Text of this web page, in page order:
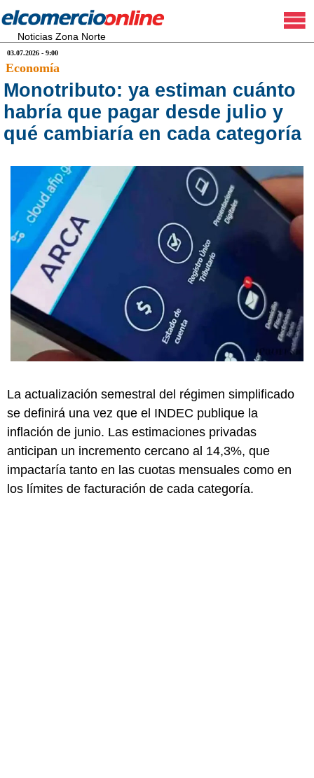
Noticias Zona Norte
03.07.2026 - 9:00
Economía
Monotributo: ya estiman cuánto
habría que pagar desde julio y
qué cambiaría en cada categoría
La actualización semestral del régimen simplificado
se definirá una vez que el INDEC publique la
inflación de junio. Las estimaciones privadas
anticipan un incremento cercano al 14,3%, que
impactaría tanto en las cuotas mensuales como en
los límites de facturación de cada categoría.